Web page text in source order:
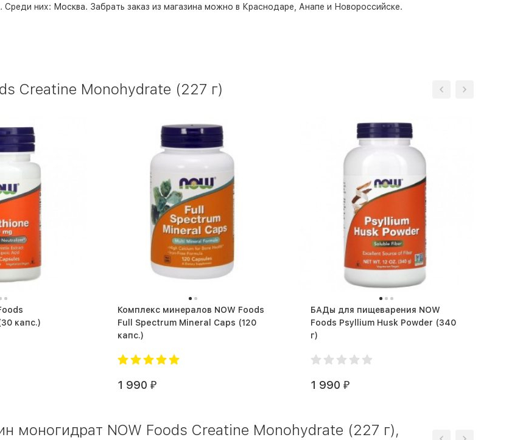
Среди них: Москва. Забрать заказ из магазина можно в Краснодаре, Анапе и Новороссийске.
Creatine Monohydrate (227 г)
500 (30 капс.)
Комплекс минералов NOW Foods
Full Spectrum Mineral Caps (120
капс.)
1 990 ₽
БАДы для пищеварения NOW
Foods Psyllium Husk Powder (340
г)
1 990 ₽
моногидрат NOW Foods Creatine Monohydrate (227 г),